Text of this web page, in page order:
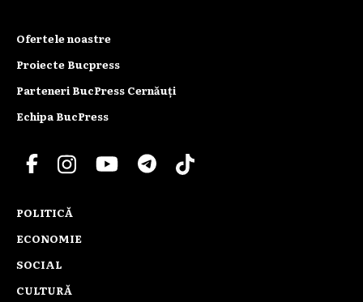
Ofertele noastre
Proiecte Bucpress
Parteneri BucPress Cernăuți
Echipa BucPress
POLITICĂ
ECONOMIE
SOCIAL
CULTURĂ